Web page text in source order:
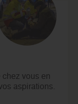
vous en
aspirations.